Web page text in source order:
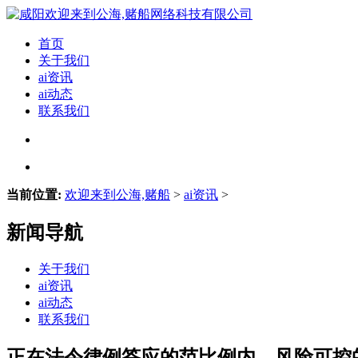
首页
关于我们
ai资讯
ai动态
联系我们
当前位置: 欢迎来到公海,赌船 > ai资讯 >
新闻导航
关于我们
ai资讯
ai动态
联系我们